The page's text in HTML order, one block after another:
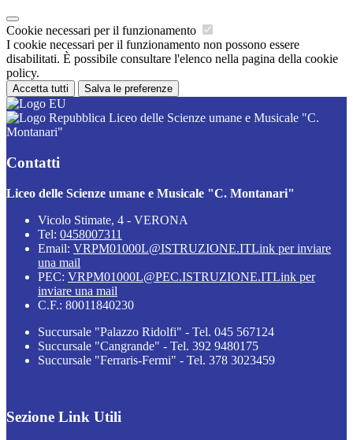
Cookie necessari per il funzionamento
I cookie necessari per il funzionamento non possono essere
disabilitati. È possibile consultare l'elenco nella pagina della cookie
policy.
Accetta tutti Salva le preferenze
Liceo delle Scienze umane e Musicale "C.
Montanari"
Contatti
Liceo delle Scienze umane e Musicale "C. Montanari"
Vicolo Stimate, 4 - VERONA
Tel: 0458007311
Email: VRPM01000L@ISTRUZIONE.ITLink per inviare
una mail
PEC: VRPM01000L@PEC.ISTRUZIONE.ITLink per
inviare una mail
C.F.: 80011840230
Succursale "Palazzo Ridolfi" - Tel. 045 567124
Succursale "Cangrande" - Tel. 392 9480175
Succursale "Ferraris-Fermi" - Tel. 378 3023459
Sezione Link Utili